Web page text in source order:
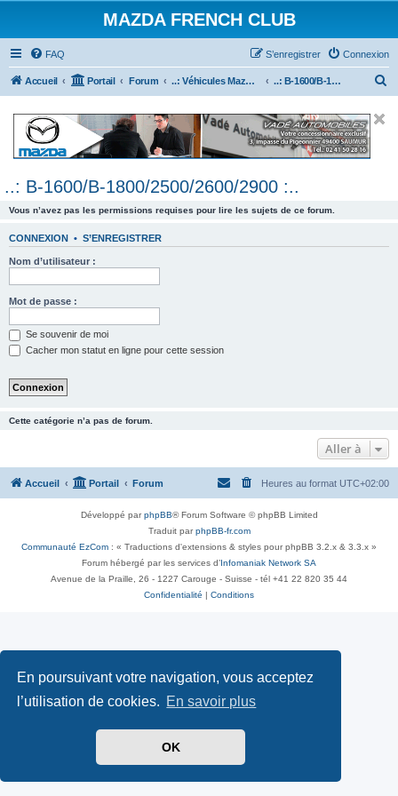
En poursuivant votre navigation, vous acceptez
l’utilisation de cookies. En savoir plus
OK
MAZDA FRENCH CLUB
FAQ Connexion
S’enregistrer
Accueil Portail Forum ..: Véhicules Mazda ancien (<2003) :.. ..: B-1600/B-1800/2500/2600/2900 :..
e
..: B-1600/B-1800/2500/2600/2900 :..
Vous n’avez pas les permissions requises pour lire les sujets de ce forum.
CONNEXION • S’ENREGISTRER
Nom d’utilisateur :
Mot de passe :
Se souvenir de moi
Cacher mon statut en ligne pour cette session
Cette catégorie n’a pas de forum.
Aller à
Accueil Portail Forum Heures au format UTC+02:00
Développé parphpBB® Forum Software © phpBB Limited
Traduit parphpBB-fr.com
Communauté EzCom : « Traductions d'extensions & styles pour phpBB 3.2.x & 3.3.x »
Forum hébergé par les services d’ Infomaniak Network SA
Avenue de la Praille, 26 - 1227 Carouge - Suisse - tél +41 22 820 35 44
Confidentialité
Conditions